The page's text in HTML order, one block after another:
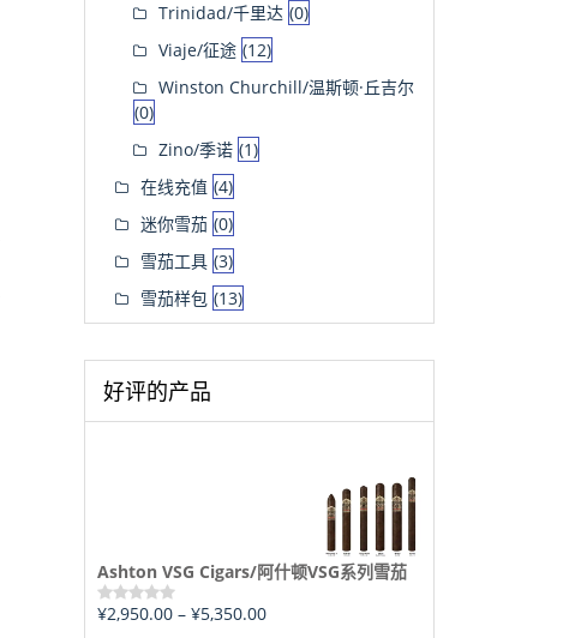
Trinidad/千里达 (0)
Viaje/征途 (12)
Winston Churchill/温斯顿·丘吉尔
(0)
Zino/季诺 (1)
在线充值 (4)
迷你雪茄 (0)
雪茄工具 (3)
雪茄样包 (13)
好评的产品
Ashton VSG Cigars/阿什顿VSG系列雪茄
评
¥2,950.00 – ¥5,350.00